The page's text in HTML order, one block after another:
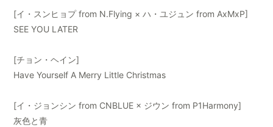
[イ・スンヒョプ from N.Flying × ハ・ユジュン from AxMxP]
SEE YOU LATER
[チョン・ヘイン]
Have Yourself A Merry Little Christmas
[イ・ジョンシン from CNBLUE × ジウン from P1Harmony]
灰色と青